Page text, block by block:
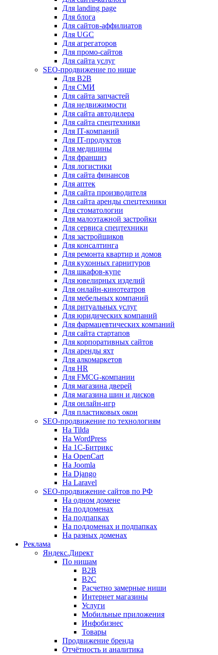
Для landing page
Для блога
Для сайтов-аффилиатов
Для UGC
Для агрегаторов
Для промо-сайтов
Для сайта услуг
SEO-продвижение по нише
Для B2B
Для СМИ
Для сайта запчастей
Для недвижимости
Для сайта автодилера
Для сайта спецтехники
Для IT-компаний
Для IT-продуктов
Для медицины
Для франшиз
Для логистики
Для сайта финансов
Для аптек
Для сайта производителя
Для сайта аренды спецтехники
Для стоматологии
Для малоэтажной застройки
Для сервиса спецтехники
Для застройщиков
Для консалтинга
Для ремонта квартир и домов
Для кухонных гарнитуров
Для шкафов-купе
Для ювелирных изделий
Для онлайн-кинотеатров
Для мебельных компаний
Для ритуальных услуг
Для юридических компаний
Для фармацевтических компаний
Для сайта стартапов
Для корпоративных сайтов
Для аренды яхт
Для алкомаркетов
Для HR
Для FMCG-компании
Для магазина дверей
Для магазина шин и дисков
Для онлайн-игр
Для пластиковых окон
SEO-продвижение по технологиям
На Tilda
На WordPress
На 1С-Битрикс
На OpenCart
На Joomla
На Django
На Laravel
SEO-продвижение сайтов по РФ
На одном домене
На поддоменах
На подпапках
На поддоменах и подпапках
На разных доменах
Реклама
Яндекс.Директ
По нишам
B2B
B2C
Расчетно замерные ниши
Интернет магазины
Услуги
Мобильные приложения
Инфобизнес
Товары
Продвижение бренда
Отчётность и аналитика